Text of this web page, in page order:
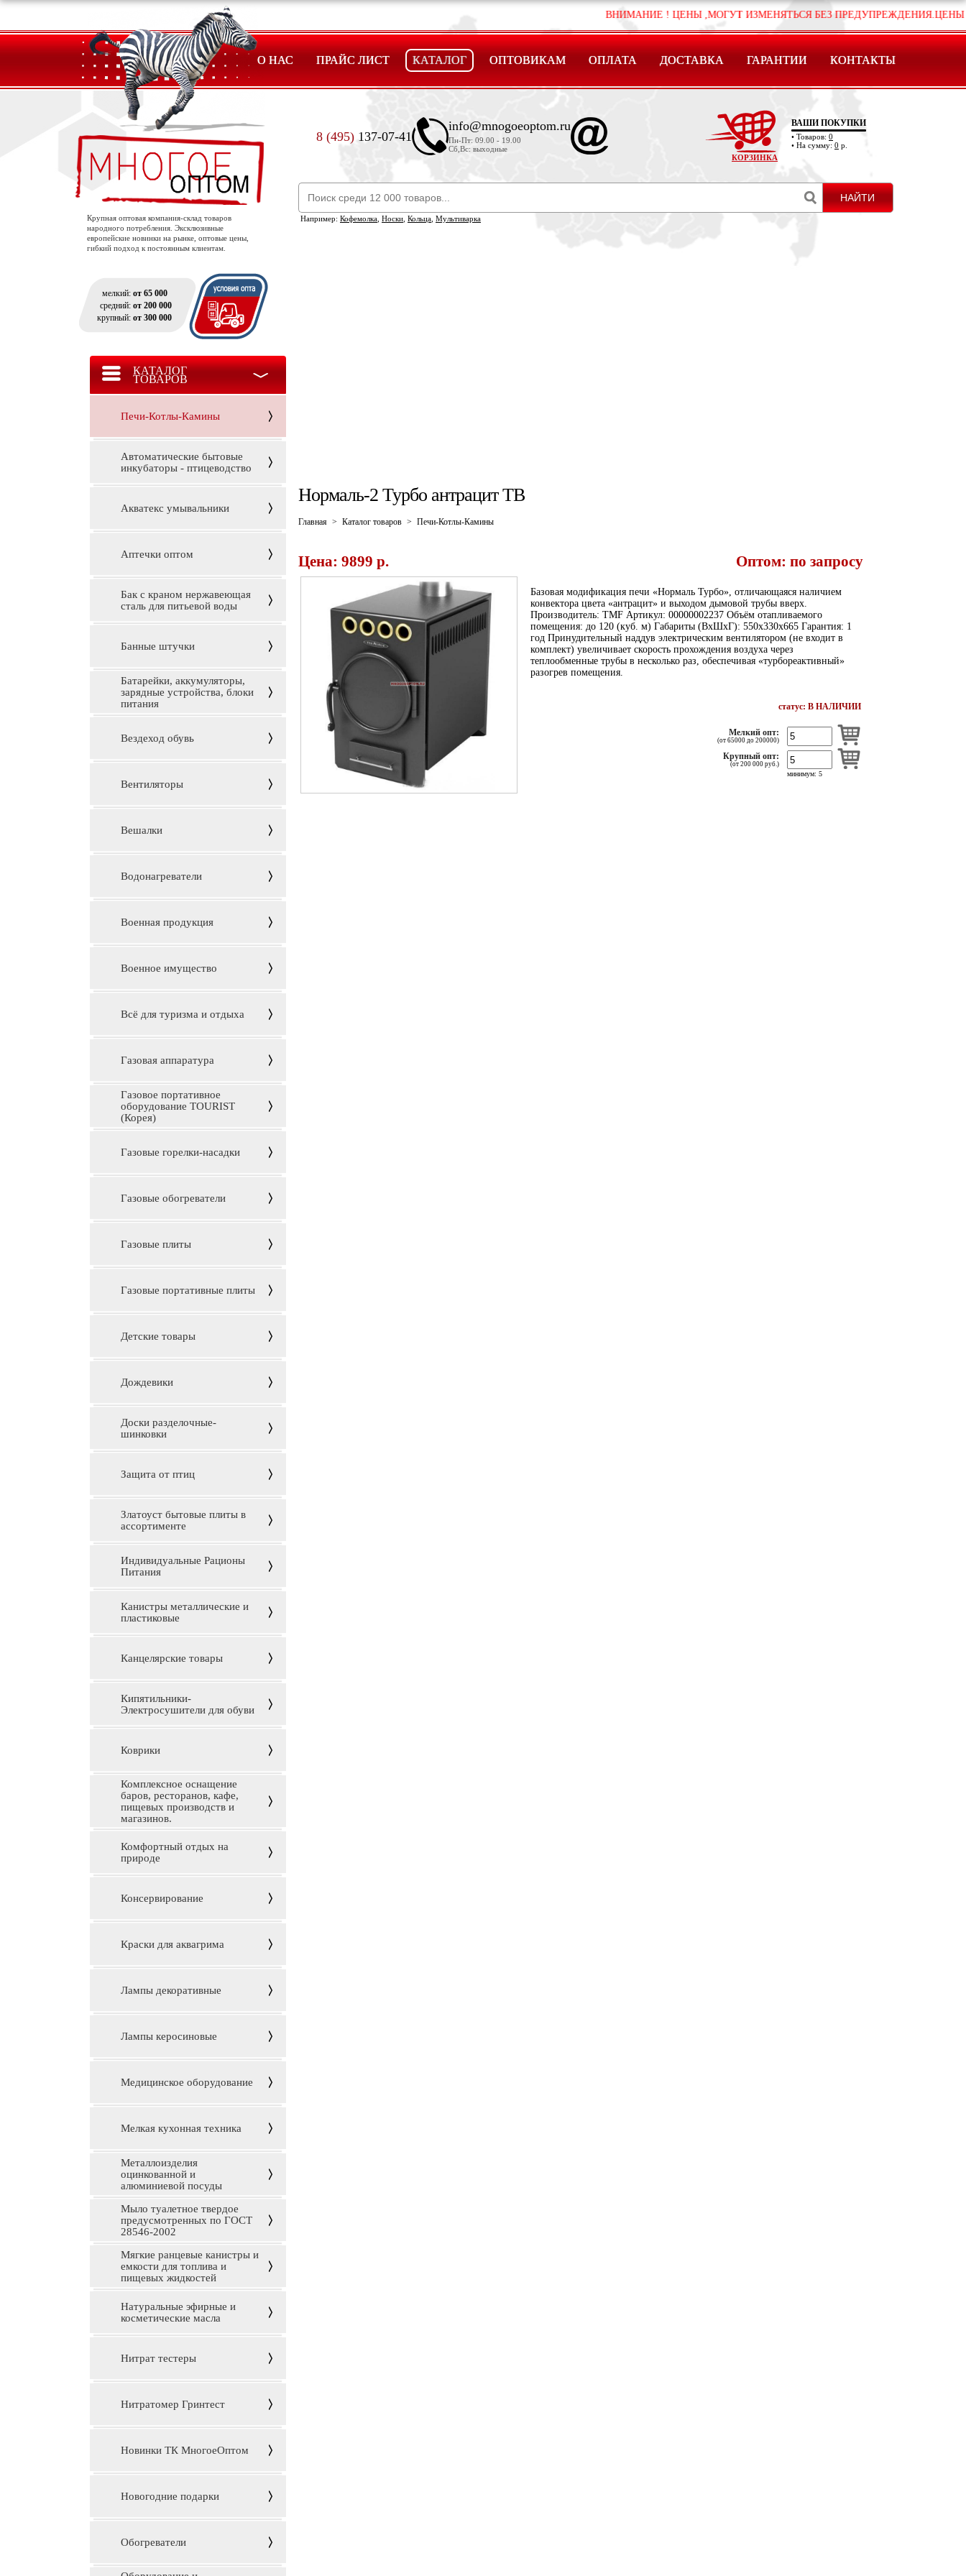
ВНИМАНИЕ ! ЦЕНЫ ,МОГУТ ИЗМЕНЯТЬСЯ БЕЗ ПРЕДУПРЕЖДЕНИЯ.ЦЕНЫ
О НАС ПРАЙС ЛИСТ КАТАЛОГ ОПТОВИКАМ ОПЛАТА ДОСТАВКА ГАРАНТИИ КОНТАКТЫ
Крупная оптовая компания-склад товаров
народного потребления. Эксклюзивные
европейские новинки на рынке, оптовые цены,
гибкий подход к постоянным клиентам.
мелкий: от 65 000
средний: от 200 000
крупный: от 300 000
КАТАЛОГ
ТОВАРОВ
Печи-Котлы-Камины
Автоматические бытовые
инкубаторы - птицеводство
Акватекс умывальники
Аптечки оптом
Бак с краном нержавеющая
сталь для питьевой воды
Банные штучки
Батарейки, аккумуляторы,
зарядные устройства, блоки
питания
Вездеход обувь
Вентиляторы
Вешалки
Водонагреватели
Военная продукция
Военное имущество
Всё для туризма и отдыха
Газовая аппаратура
Газовое портативное
оборудование TOURIST
(Корея)
Газовые горелки-насадки
Газовые обогреватели
Газовые плиты
Газовые портативные плиты
Детские товары
Дождевики
Доски разделочные-
шинковки
Защита от птиц
Златоуст бытовые плиты в
ассортименте
Индивидуальные Рационы
Питания
Канистры металлические и
пластиковые
Канцелярские товары
Кипятильники-
Электросушители для обуви
Коврики
Комплексное оснащение
баров, ресторанов, кафе,
пищевых производств и
магазинов.
Комфортный отдых на
природе
Консервирование
Краски для аквагрима
Лампы декоративные
Лампы керосиновые
Медицинское оборудование
Мелкая кухонная техника
Металлоизделия
оцинкованной и
алюминиевой посуды
Мыло туалетное твердое
предусмотренных по ГОСТ
28546-2002
Мягкие ранцевые канистры и
емкости для топлива и
пищевых жидкостей
Натуральные эфирные и
косметические масла
Нитрат тестеры
Нитратомер Гринтест
Новинки ТК МногоеОптом
Новогодние подарки
Обогреватели
8 (495) 137-07-41
info@mnogoeoptom.ru
Пн-Пт: 09.00 - 19.00
Сб,Вс: выходные
КОРЗИНКА
ВАШИ ПОКУПКИ
• Товаров: 0
• На сумму: 0 р.
Например: Кофемолка Носки Кольца Мультиварка
Нормаль-2 Турбо антрацит ТВ
Главная > Каталог товаров > Печи-Котлы-Камины
Цена: 9899 p. Оптом: по запросу
Базовая модификация печи «Нормаль Турбо», отличающаяся наличием
конвектора цвета «антрацит» и выходом дымовой трубы вверх.
Производитель: TMF Артикул: 00000002237 Объём отапливаемого
помещения: до 120 (куб. м) Габариты (ВхШхГ): 550х330х665 Гарантия: 1
год Принудительный наддув электрическим вентилятором (не входит в
комплект) увеличивает скорость прохождения воздуха через
теплообменные трубы в несколько раз, обеспечивая «турбореактивный»
разогрев помещения.
статус: В НАЛИЧИИ
Мелкий опт:
(от 65000 до 200000)
Крупный опт:
(от 200 000 руб.)
минимум: 5